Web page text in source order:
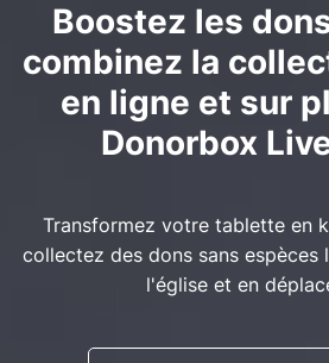
Boostez les
combinez la
en ligne et sur
Donorbox
Transformez votre tablette en
collectez des dons sans espèces
l'église et en